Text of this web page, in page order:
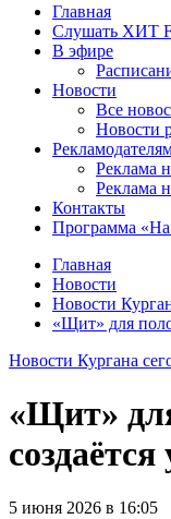
Главная
Слушать ХИТ
В эфире
Новости
Все
Новости
Реклама
Реклама
Контакты
Программа «На
Главная
Новости
Новости
«Щит» для
Новости Кургана
«Щит»
5 июня 2026 в 16:05